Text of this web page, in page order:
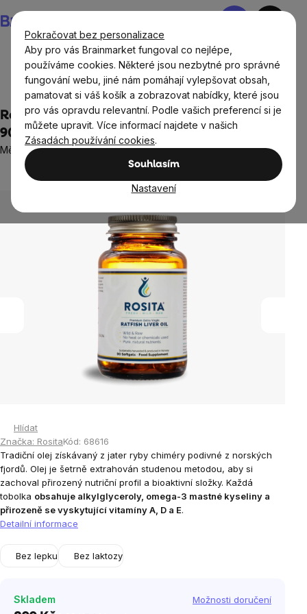
Pokračovat bez personalizace
Aby pro vás Brainmarket fungoval co nejlépe,
používáme cookies. Některé jsou nezbytné pro správné
fungování webu, jiné nám pomáhají vylepšovat obsah,
pamatovat si váš košík a zobrazovat nabídky, které jsou
pro vás opravdu relevantní. Podle vašich preferencí si je
můžete upravit. Více informací najdete v našich
Zásadách používání cookies.
Souhlasím
Nastavení
na
obsah
Nákupní
Doplňky stravy a výživa Tuky Omega 3
Rosita Ratfish Liver Oil, olej z jater chiméry,
90 softgel kapslí
Měkké tobolky s rybím olejem, doplněk stravy
Průměrné
produktu
Hlídat
Značka: RositaKód: 68616
Tradiční olej získávaný z jater ryby chiméry podivné z norských
fjordů. Olej je šetrně extrahován studenou metodou, aby si
zachoval přirozený nutriční profil a bioaktivní složky. Každá
tobolka obsahuje alkylglyceroly, omega-3 mastné kyseliny a
přirozeně se vyskytující vitamíny A, D a E.
Detailní informace
Bez lepku Bez laktozy
Skladem Možnosti doručení